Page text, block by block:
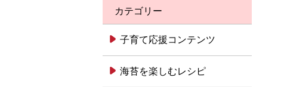
カテゴリー
子育て応援コンテンツ
海苔を楽しむレシピ